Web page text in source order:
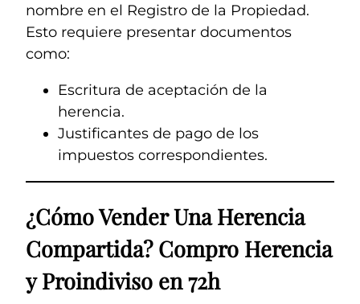
nombre en el Registro de la Propiedad.
Esto requiere presentar documentos
como:
Escritura de aceptación de la
herencia.
Justificantes de pago de los
impuestos correspondientes.
¿Cómo Vender Una Herencia
Compartida? Compro Herencia
y Proindiviso en 72h